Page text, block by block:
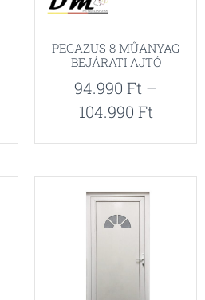
PEGAZUS 8 MŰANYAG
BEJÁRATI AJTÓ
94.990 Ft –
104.990 Ft